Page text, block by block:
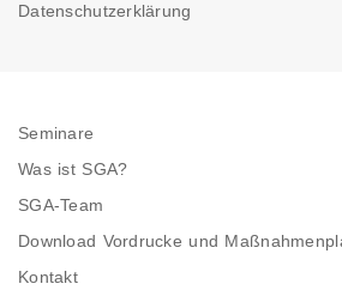
Datenschutzerklärung
Seminare
Was ist SGA?
SGA-Team
Download Vordrucke und
Kontakt